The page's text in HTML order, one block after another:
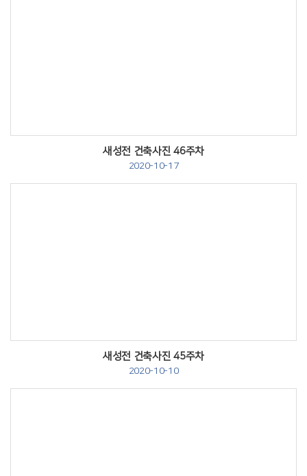
새성전 건축사진 46주차
2020-10-17
새성전 건축사진 45주차
2020-10-10